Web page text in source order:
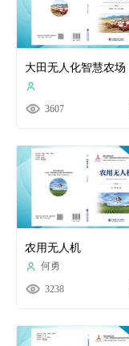
大田无人化智慧农场
3607
农用无人机
何勇
3238